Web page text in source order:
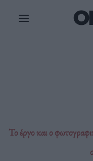
Το έργο και ο